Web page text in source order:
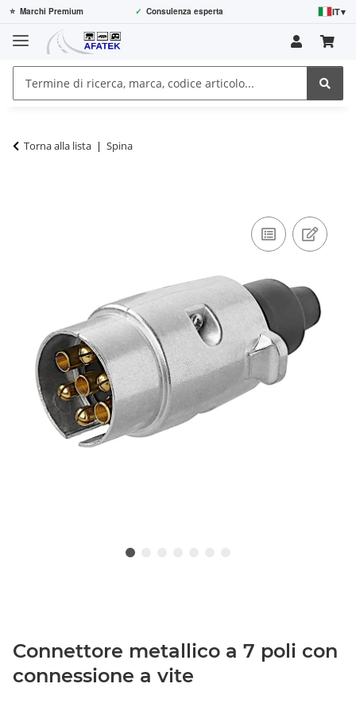
⭐ Marchi Premium ✓ Consulenza esperta IT▾
Torna alla lista Spina
Connettore metallico a 7 poli con
connessione a vite